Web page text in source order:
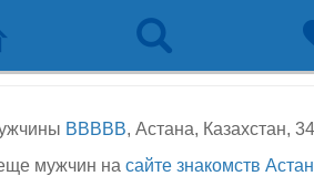
BBBBB, Астана, Казахстан, 34
мужчин на сайте знакомств